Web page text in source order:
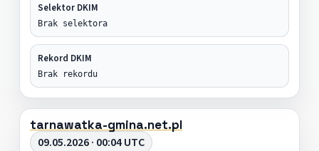
Selektor DKIM
Brak selektora
Rekord DKIM
Brak rekordu
tarnawatka-gmina.net.pl
09.05.2026 · 00:04 UTC